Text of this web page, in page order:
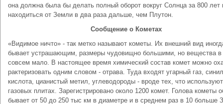
она должна была бы делать полный оборот вок­руг Солнца за 800 лет
находиться от Земли в два раза дальше, чем Плутон.
Сообщение о Кометах
«Видимое ничто» - так метко называют кометы. Их внешний вид
бывает устрашающим, размеры чу­довищно большими, но вещества в
совсем мало. В настоящее время химический состав комет можно
рактеризовать одним словом - отрава. Туда входят угарный газ,
кислота, цианистый метил, уг­леводороды - вроде тех, что
газовых пли­тах. Зарегистрировано около 1200 комет. Голова коме­ты
бывает от 50 до 250 тыс км в диаметре и в среднем раз в 10 больше